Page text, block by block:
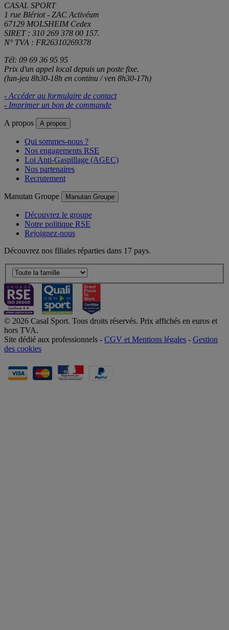
CASAL SPORT
1 rue Blériot - ZAC Activéum
67129 MOLSHEIM Cedex
SIRET : 310 269 378 00 157.
N° TVA : FR26310269378
Tél: 09 69 36 95 95
Prix d'un appel local depuis un poste fixe.
(lun-jeu 8h30-18h en continu / ven 8h30-17h)
- Accéder au formulaire de contact
- Imprimer un bon de commande
A propos A propos
Qui sommes-nous ?
Nos engagements RSE
Loi Anti-Gaspillage (AGEC)
Nos partenaires
Recrutement
Manutan Groupe Manutan Groupe
Découvrez le groupe
Notre politique RSE
Rejoignez-nous
Découvrez nos filiales réparties dans 17 pays.
© 2026 Casal Sport. Tous droits réservés. Prix affichés en euros et
hors TVA.
Site dédié aux professionnels - CGV et Mentions légales - Gestion
des cookies